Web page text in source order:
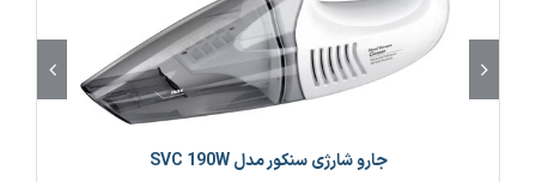
جارو شارژی سنکور مدل SVC 190W